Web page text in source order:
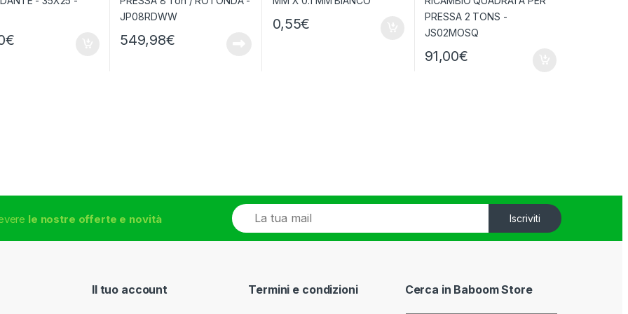
€ 549,98€
0,55€
91,00€
le nostre offerte e novità
E
m
a
Iscriviti
Il tuo account Termini e condizioni Cerca in Baboom Store